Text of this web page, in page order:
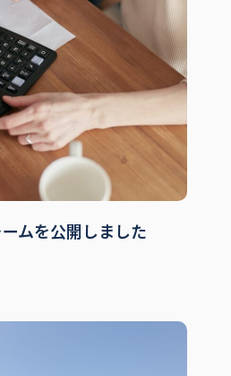
ムを公開しました